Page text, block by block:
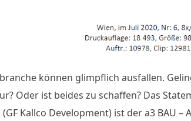
können glimpflich ausfallen.
Oder ist beides zu schaffen? Das
Kallco Development) ist der a3 BAU –